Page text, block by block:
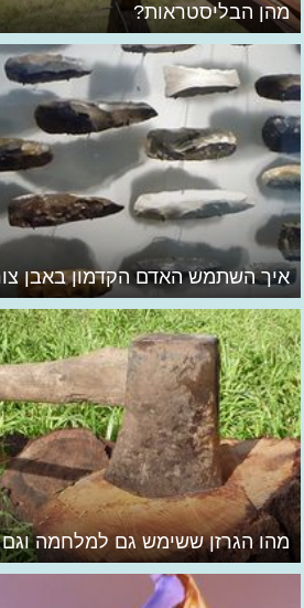
מהן הבליסטראות?
איך השתמש האדם הקדמון באבן
מהו הגרזן ששימש גם למלחמה